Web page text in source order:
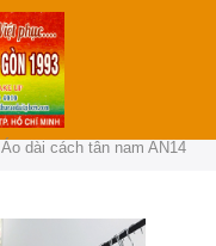
Áo dài cách tân nam AN14